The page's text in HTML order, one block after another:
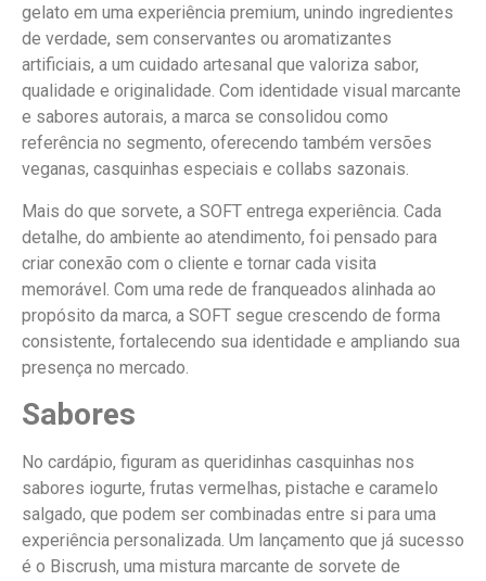
gelato em uma experiência premium, unindo ingredientes
de verdade, sem conservantes ou aromatizantes
artificiais, a um cuidado artesanal que valoriza sabor,
qualidade e originalidade. Com identidade visual marcante
e sabores autorais, a marca se consolidou como
referência no segmento, oferecendo também versões
veganas, casquinhas especiais e collabs sazonais.
Mais do que sorvete, a SOFT entrega experiência. Cada
detalhe, do ambiente ao atendimento, foi pensado para
criar conexão com o cliente e tornar cada visita
memorável. Com uma rede de franqueados alinhada ao
propósito da marca, a SOFT segue crescendo de forma
consistente, fortalecendo sua identidade e ampliando sua
presença no mercado.
Sabores
No cardápio, figuram as queridinhas casquinhas nos
sabores iogurte, frutas vermelhas, pistache e caramelo
salgado, que podem ser combinadas entre si para uma
experiência personalizada. Um lançamento que já sucesso
é o Biscrush, uma mistura marcante de sorvete de